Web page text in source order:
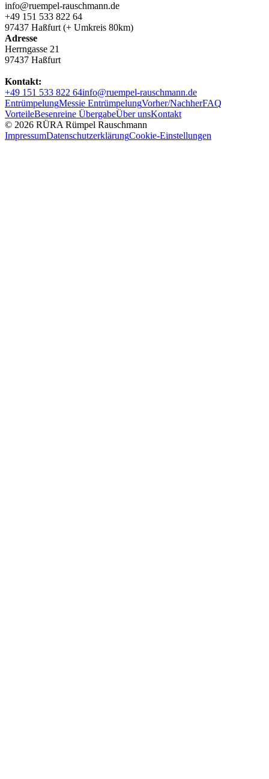
info@ruempel-rauschmann.de
+49 151 533 822 64
97437 Haßfurt (+ Umkreis 80km)
Adresse
Herrngasse 21
97437 Haßfurt
Kontakt:
+49 151 533 822 64info@ruempel-rauschmann.de
EntrümpelungMessie EntrümpelungVorher/NachherFAQ
VorteileBesenreine ÜbergabeÜber unsKontakt
© 2026 RÜRA Rümpel Rauschmann
ImpressumDatenschutzerklärungCookie-Einstellungen